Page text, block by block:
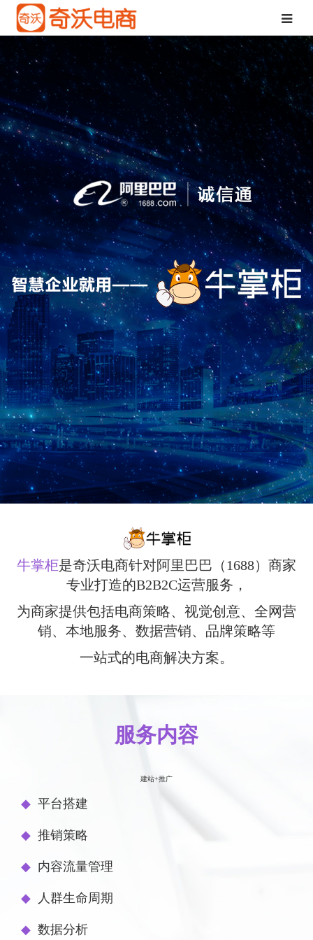
牛掌柜是奇沃电商针对阿里巴巴（1688）商家
专业打造的B2B2C运营服务，
为商家提供包括电商策略、视觉创意、全网营
销、本地服务、数据营销、品牌策略等
一站式的电商解决方案。
服务内容
建站+推广
◆ 平台搭建
◆ 推销策略
◆ 内容流量管理
◆ 人群生命周期
◆ 数据分析